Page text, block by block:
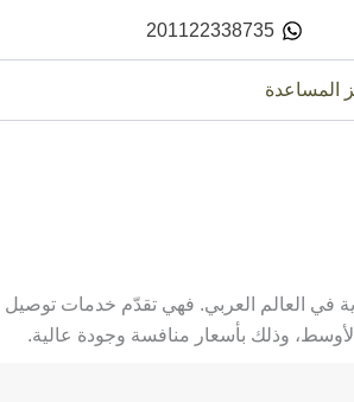
201122338735
المساعدة
في العالم العربي. فهي تقدّم خدمات توصيل
وذلك بأسعار منافسة وجودة عالية.